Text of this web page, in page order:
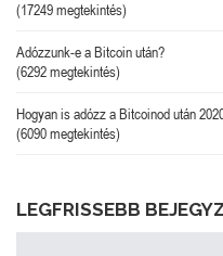
(17249 megtekintés)
Adózzunk-e a Bitcoin után?
(6292 megtekintés)
Hogyan is adózz a Bitcoinod után
(6090 megtekintés)
LEGFRISSEBB